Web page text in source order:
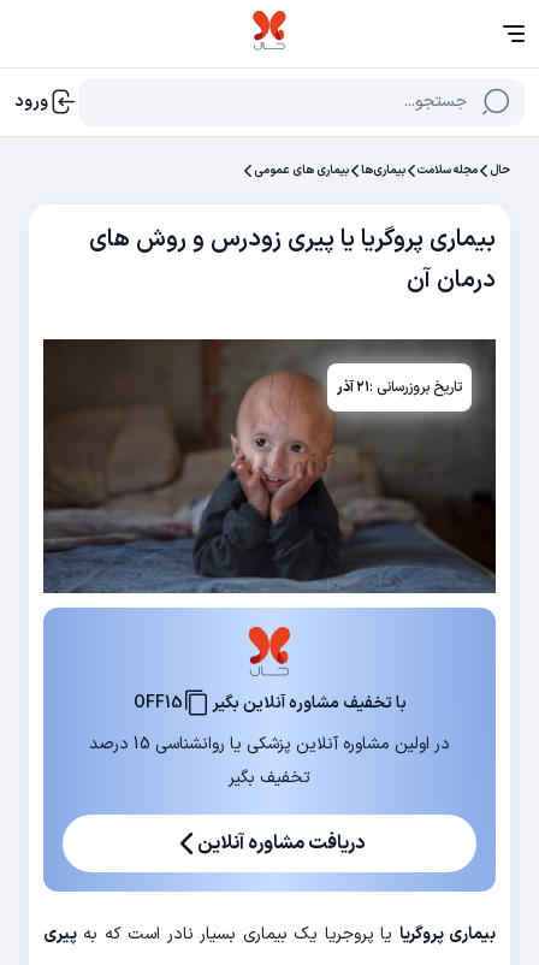
جستجو... ورود
حال مجله سلامت بیماری‌ها بیماری های عمومی
بیماری پروگریا یا پیری زودرس و روش های
درمان آن
تاریخ بروزرسانی :۲۱ آذر
با تخفیف مشاوره آنلاین بگیر
OFF15
در اولین مشاوره آنلاین پزشکی یا روانشناسی 15 درصد
تخفیف بگیر
دریافت مشاوره آنلاین
بیماری پروگریا یا پروجریا یک بیماری بسیار نادر است که به پیری